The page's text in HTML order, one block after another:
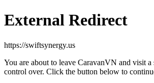
External Redirect
https://swiftsynergy.us
You are about to leave CaravanVN and visit a
control over. Click the button below to